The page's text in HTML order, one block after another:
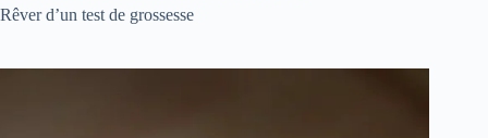
Rêver d’un test de grossesse